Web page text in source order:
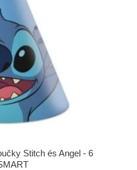
Stitch és Angel - 6